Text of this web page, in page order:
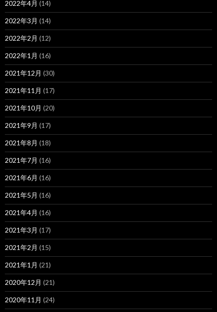
2022年4月 (14)
2022年3月 (14)
2022年2月 (12)
2022年1月 (16)
2021年12月 (30)
2021年11月 (17)
2021年10月 (20)
2021年9月 (17)
2021年8月 (18)
2021年7月 (16)
2021年6月 (16)
2021年5月 (16)
2021年4月 (16)
2021年3月 (17)
2021年2月 (15)
2021年1月 (21)
2020年12月 (21)
2020年11月 (24)